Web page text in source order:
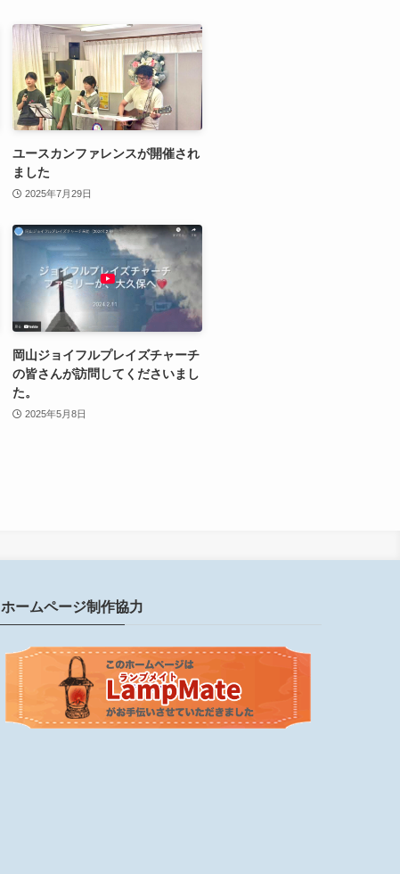
ユースカンファレンスが開催され
ました
2025年7月29日
岡山ジョイフルプレイズチャーチ
の皆さんが訪問してくださいまし
た。
2025年5月8日
ホームページ制作協力